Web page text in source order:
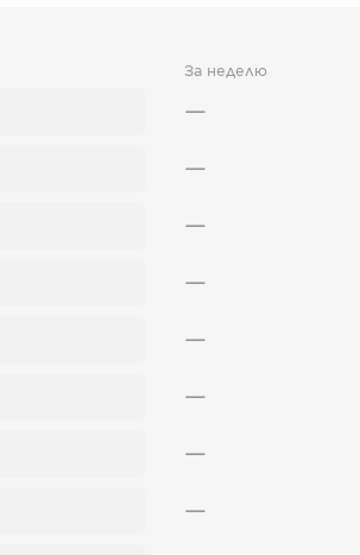
За неделю
—
—
—
—
—
—
—
—